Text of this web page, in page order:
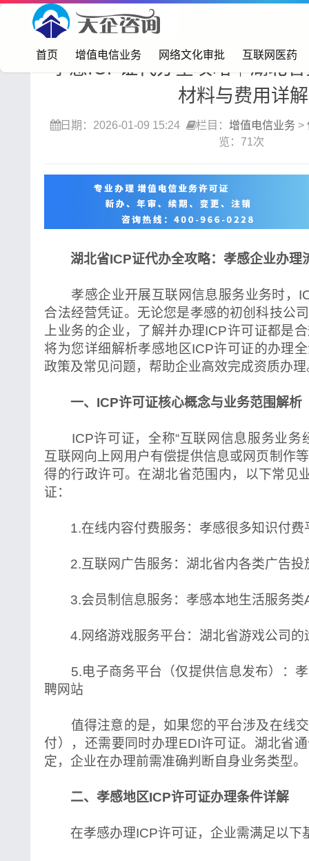
首页 增值电信业务 网络文化审批 互联网医药
首页> 增值电信业务 信息服务业务（icp）
孝感ICP证代办全攻略｜湖北
材料与费用详解
日期：2026-01-09 15:24 栏目： 增值电信业务>
览：71次
湖北省ICP证代办全攻略：孝感企业办理
孝感企业开展互联网信息服务业务时，
合法经营凭证。无论您是孝感的初创科技公
上业务的企业，了解并办理ICP许可证都是
将为您详细解析孝感地区ICP许可证的办理
政策及常见问题，帮助企业高效完成资质办
一、ICP许可证核心概念与业务范围解析
ICP许可证，全称“互联网信息服务业务
互联网向上网用户有偿提供信息或网页制作
得的行政许可。在湖北省范围内，以下常见
证：
1.在线内容付费服务：孝感很多知识付费
2.互联网广告服务：湖北省内各类广告投
3.会员制信息服务：孝感本地生活服务类
4.网络游戏服务平台：湖北省游戏公司的
5.电子商务平台（仅提供信息发布）：孝
聘网站
值得注意的是，如果您的平台涉及在线交
付），还需要同时办理EDI许可证。湖北省
定，企业在办理前需准确判断自身业务类型。
二、孝感地区ICP许可证办理条件详解
在孝感办理ICP许可证，企业需满足以下